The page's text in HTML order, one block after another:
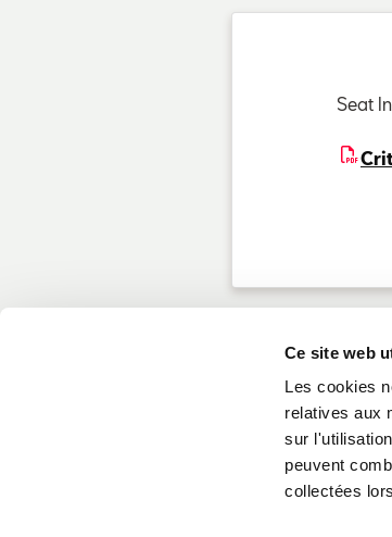
Ce site web
Les cookies
relatives aux
sur
peuvent
collectées
Seat
Informations